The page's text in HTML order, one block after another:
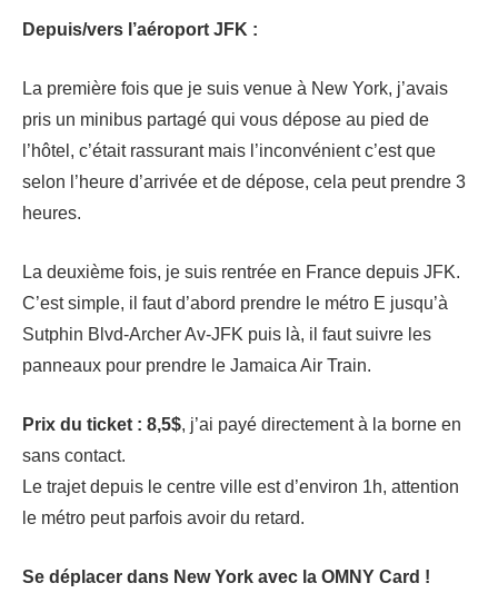
Depuis/vers l’aéroport JFK :
La première fois que je suis venue à New York, j’avais
pris un minibus partagé qui vous dépose au pied de
l’hôtel, c’était rassurant mais l’inconvénient c’est que
selon l’heure d’arrivée et de dépose, cela peut prendre 3
heures.
La deuxième fois, je suis rentrée en France depuis JFK.
C’est simple, il faut d’abord prendre le métro E jusqu’à
Sutphin Blvd-Archer Av-JFK puis là, il faut suivre les
panneaux pour prendre le Jamaica Air Train.
Prix du ticket : 8,5$, j’ai payé directement à la borne en
sans contact.
Le trajet depuis le centre ville est d’environ 1h, attention
le métro peut parfois avoir du retard.
Se déplacer dans New York avec la OMNY Card !